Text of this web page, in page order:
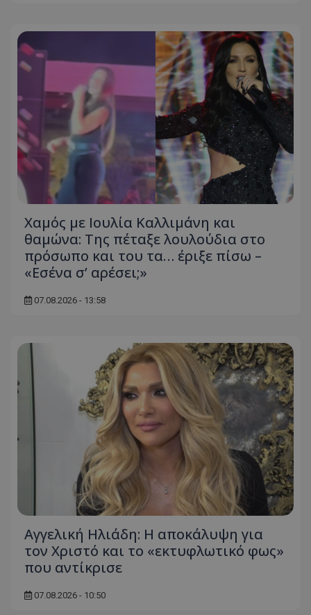
Χαμός με Ιουλία Καλλιμάνη και
θαμώνα: Της πέταξε λουλούδια στο
πρόσωπο και του τα… έριξε πίσω –
«Εσένα σ’ αρέσει;»
07.08.2026 - 13:58
Αγγελική Ηλιάδη: Η αποκάλυψη για
τον Χριστό και το «εκτυφλωτικό φως»
που αντίκρισε
07.08.2026 - 10:50